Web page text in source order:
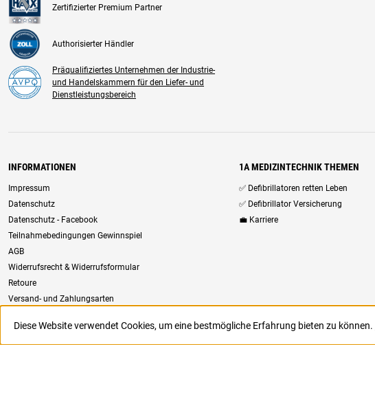
Zertifizierter Premium Partner
Authorisierter Händler
Präqualifiziertes Unternehmen der Industrie-
und Handelskammern für den Liefer- und
Dienstleistungsbereich
INFORMATIONEN
Impressum
Datenschutz
Datenschutz - Facebook
Teilnahmebedingungen Gewinnspiel
AGB
Widerrufsrecht & Widerrufsformular
Retoure
Versand- und Zahlungsarten
1A MEDIZINTECHNIK THEMEN
✅ Defibrillatoren retten Leben
✅ Defibrillator Versicherung
💼 Karriere
Diese Website verwendet Cookies, um eine bestmögliche Erfahrung bieten zu können.